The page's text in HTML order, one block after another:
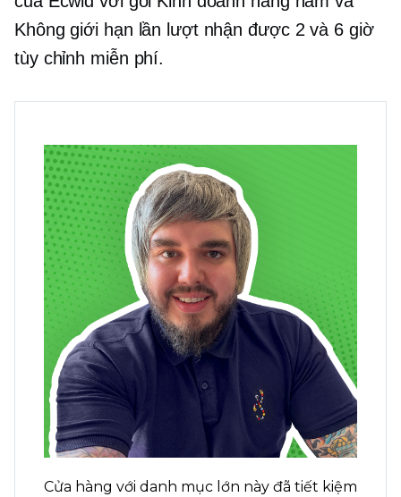
Không giới hạn lần lượt nhận được 2 và 6 giờ
tùy chỉnh miễn phí.
Cửa hàng với danh mục lớn này đã tiết kiệm